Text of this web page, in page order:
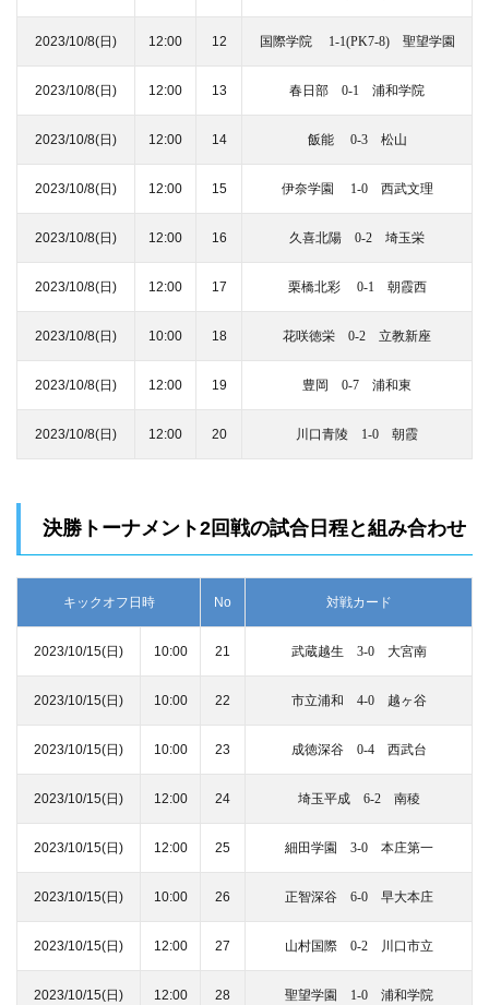
2023/10/8(日) 12:00 12 国際学院 1-1(PK7-8) 聖望学園
2023/10/8(日) 12:00 13 春日部 0-1 浦和学院
2023/10/8(日) 12:00 14 飯能 0-3 松山
2023/10/8(日) 12:00 15 伊奈学園 1-0 西武文理
2023/10/8(日) 12:00 16 久喜北陽 0-2 埼玉栄
2023/10/8(日) 12:00 17 栗橋北彩 0-1 朝霞西
2023/10/8(日) 10:00 18 花咲徳栄 0-2 立教新座
2023/10/8(日) 12:00 19 豊岡 0-7 浦和東
2023/10/8(日) 12:00 20 川口青陵 1-0 朝霞
決勝トーナメント2回戦の試合日程と組み合わせ
キックオフ日時 No 対戦カード
2023/10/15(日) 10:00 21 武蔵越生 3-0 大宮南
2023/10/15(日) 10:00 22 市立浦和 4-0 越ヶ谷
2023/10/15(日) 10:00 23 成徳深谷 0-4 西武台
2023/10/15(日) 12:00 24 埼玉平成 6-2 南稜
2023/10/15(日) 12:00 25 細田学園 3-0 本庄第一
2023/10/15(日) 10:00 26 正智深谷 6-0 早大本庄
2023/10/15(日) 12:00 27 山村国際 0-2 川口市立
2023/10/15(日) 12:00 28 聖望学園 1-0 浦和学院